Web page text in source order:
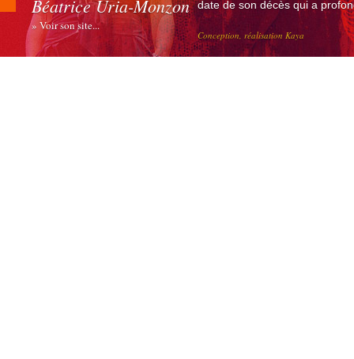
Béatrice Uria-Monzon
» Voir son site...
date de son décès qui a
Conception, réalisation Kaya